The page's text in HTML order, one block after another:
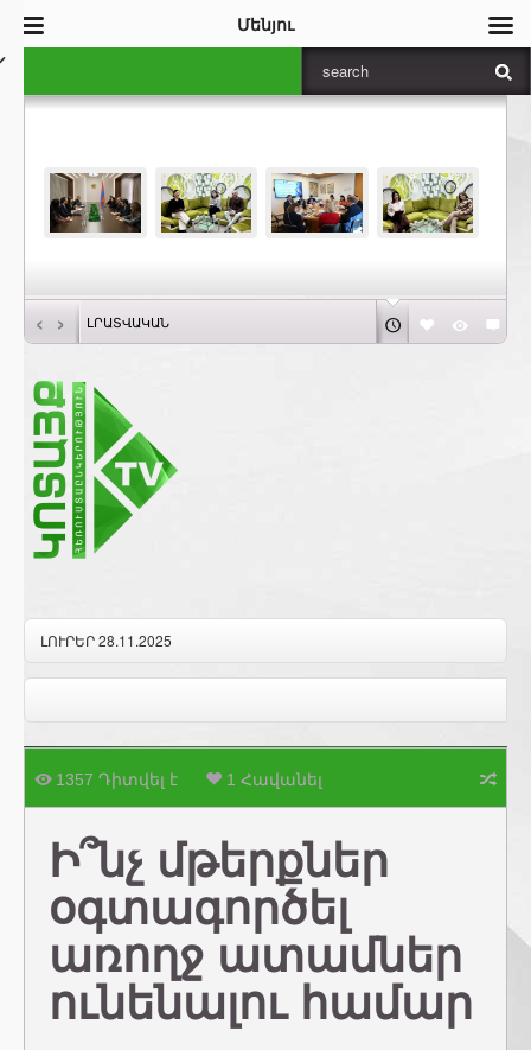
‹ › ԼՐԱՏՎԱԿԱՆ
ԼՈՒՐԵՐ 28.11.2025
1357 Դիտվել է 1 Հավանել
Ի՞նչ մթերքներ
օգտագործել
առողջ ատամներ
ունենալու համար
Մենյու